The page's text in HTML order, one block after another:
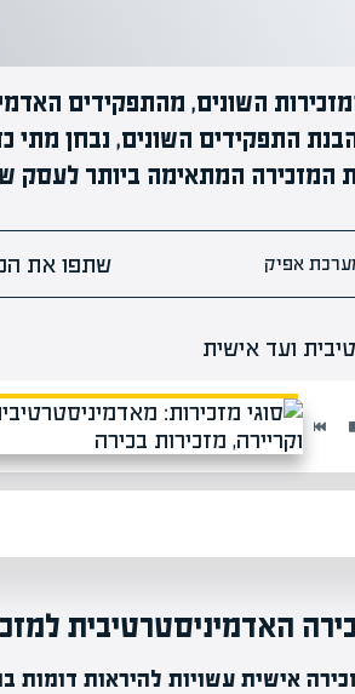
השונים, מהתפקידים
התפקידים השונים, נבחן מתי
המזכירה המתאימה ביותר לעסק
אפיק שתפו את
האדמיניסטרטיבית
אישית עשויות להיראות דומות